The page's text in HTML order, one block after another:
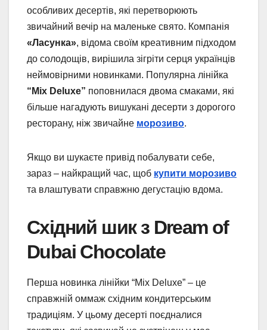
особливих десертів, які перетворюють
звичайний вечір на маленьке свято. Компанія
«Ласунка», відома своїм креативним підходом
до солодощів, вирішила зігріти серця українців
неймовірними новинками. Популярна лінійка
“Mix Deluxe” поповнилася двома смаками, які
більше нагадують вишукані десерти з дорогого
ресторану, ніж звичайне морозиво.
Якщо ви шукаєте привід побалувати себе,
зараз – найкращий час, щоб купити морозиво
та влаштувати справжню дегустацію вдома.
Східний шик з Dream of
Dubai Chocolate
Перша новинка лінійки “Mix Deluxe” – це
справжній оммаж східним кондитерським
традиціям. У цьому десерті поєдналися